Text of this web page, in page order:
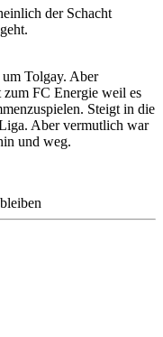
der Schacht
Tolgay. Aber
zum FC Energie weil es
Steigt in die
Aber vermutlich war
und weg.